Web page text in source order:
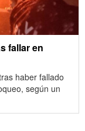
fallar en
haber fallado
según un